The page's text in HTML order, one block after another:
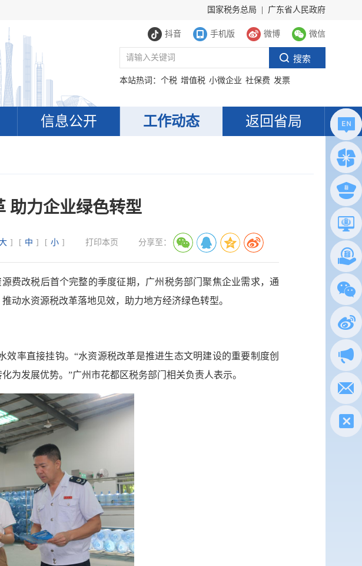
国家税务总局 广东省人民政府
抖音 手机版 微博 微信
本站热词： 个税 增值税 小微企业 社保费 发票
信息公开 工作动态 返回省局
助力企业绿色转型
] [ 中 ] [ 小 ] 打印本页 分享至：
费改税后首个完整的季度征期，广州税务部门聚焦企业需求，通
动水资源税改革落地见效，助力地方经济绿色转型。
率直接挂钩。“水资源税改革是推进生态文明建设的重要制度创
为发展优势。”广州市花都区税务部门相关负责人表示。
总局
政务
执法
电子
税惠通